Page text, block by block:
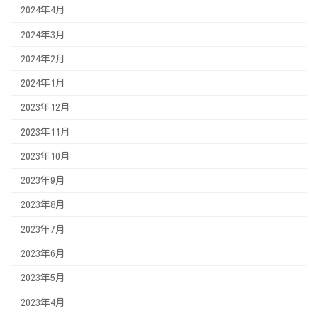
2024年4月
2024年3月
2024年2月
2024年1月
2023年12月
2023年11月
2023年10月
2023年9月
2023年8月
2023年7月
2023年6月
2023年5月
2023年4月